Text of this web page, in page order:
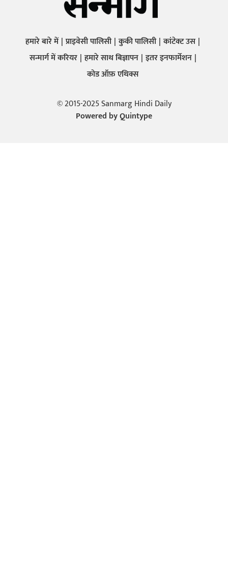
हमारे बारे में प्राइवेसी पालिसी कुकी पालिसी कांटेक्ट उस
सन्मार्ग में करियर हमारे साथ बिज्ञापन इतर इनफार्मेशन
कोड ऑफ़ एथिक्स
© 2015-2025 Sanmarg Hindi Daily
Powered byQuintype